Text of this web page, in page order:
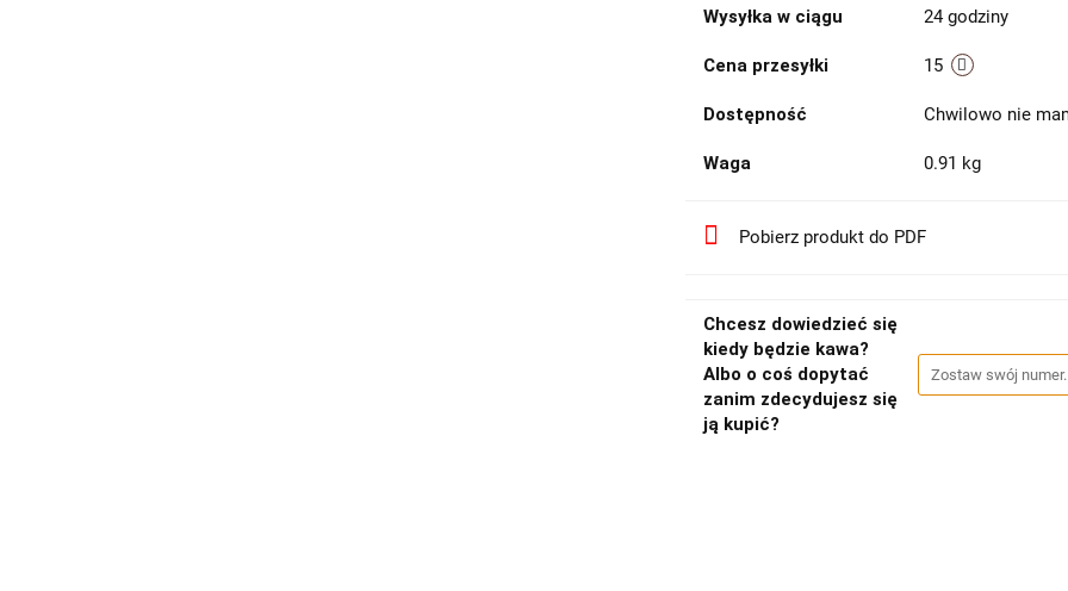
Wysyłka w ciągu 24 godziny
Cena przesyłki 15
Dostępność Chwilowo nie
Waga 0.91 kg
Pobierz produkt do PDF
Chcesz dowiedzieć się
kiedy będzie kawa?
Albo o coś dopytać
zanim zdecydujesz się
ją kupić?